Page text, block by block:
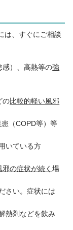
は、すぐにご相談
）、高熱等の強
の比較的軽い風邪
（COPD等）等
ている方
邪の症状が続く場
さい。症状には
熱剤などを飲み